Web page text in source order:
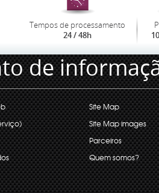
Tempos de processamento
24 / 48h
de
Site Map
Site Map images
Parceiros
Quem somos?